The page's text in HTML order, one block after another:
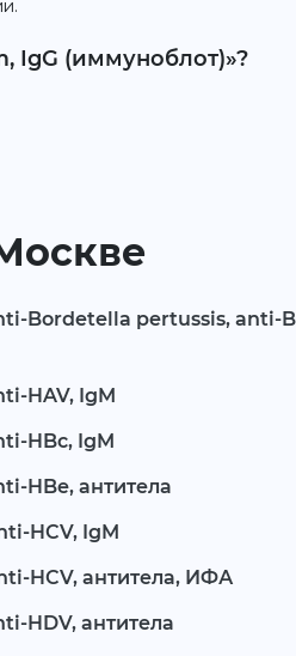
IgG (иммуноблот)»?
Bordetella pertussis, anti-
HAV, IgM
HBc, IgM
HBe, антитела
HCV, IgM
HCV, антитела, ИФА
HDV, антитела